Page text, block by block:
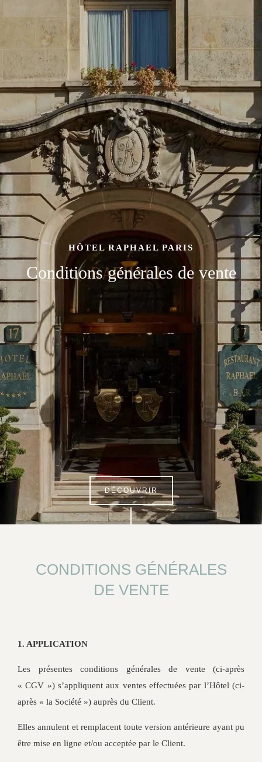
HÔTEL RAPHAEL PARIS
Conditions générales de vente
DÉCOUVRIR
CONDITIONS GÉNÉRALES
DE VENTE
1. APPLICATION
Les présentes conditions générales de vente (ci-après
« CGV ») s’appliquent aux ventes effectuées par l’Hôtel (ci-
après « la Société ») auprès du Client.
Elles annulent et remplacent toute version antérieure ayant pu
être mise en ligne et/ou acceptée par le Client.